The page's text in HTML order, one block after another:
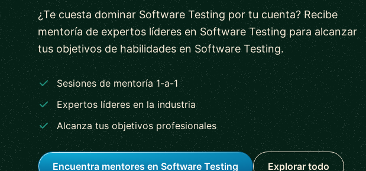
¿Te cuesta dominar Software Testing por tu cuenta? Recibe
mentoría de expertos líderes en Software Testing para alcanzar
tus objetivos de habilidades en Software Testing.
Sesiones de mentoría 1-a-1
Expertos líderes en la industria
Alcanza tus objetivos profesionales
Encuentra mentores en Software Testing Explorar todo